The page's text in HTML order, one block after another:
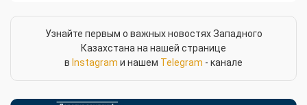
Узнайте первым о важных новостях Западного
Казахстана на нашей странице
в Instagram и нашем Telegram - канале